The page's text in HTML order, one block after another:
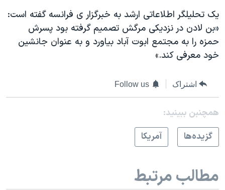
یک تحلیلگر اطلاعاتی ارشد به خبرگزار ی فرانسه گفته است:
«بن لادن در نزدیکی مرگش تصمیم گرفته بود پسرش
حمزه را به مجتمع ابوت آباد بیاورد و به عنوان جانشین
خود معرفی کند.»
اشتراک Follow us
همچنبن ببینید:
گزيده‌ها
آمريکا
مطالب مرتبط